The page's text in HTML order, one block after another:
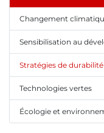
Changement
Sensibilisation au
Stratégies de durabilité
Technologies vertes
Écologie et